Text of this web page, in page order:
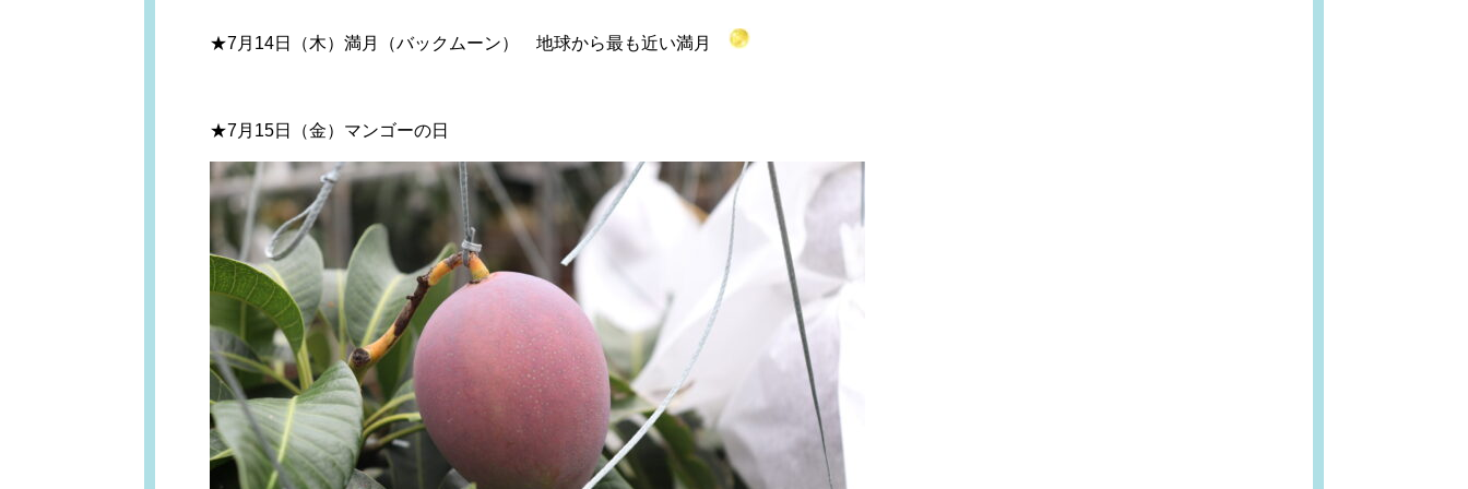
★7月14日（木）満月（バックムーン） 地球から最も近い満月
★7月15日（金）マンゴーの日